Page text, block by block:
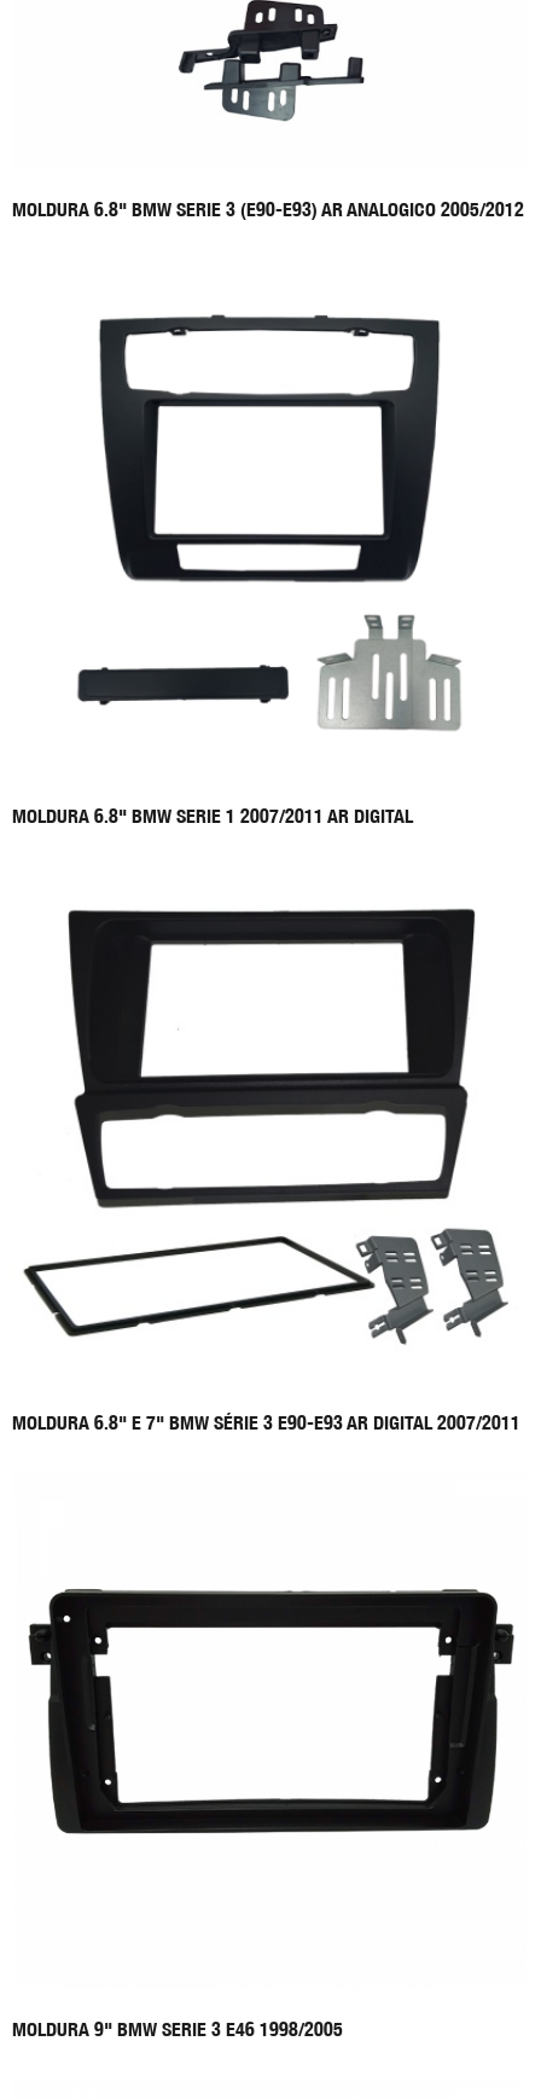
MOLDURA 6.8" BMW SERIE 3 (E90-E93) AR ANALOGICO 2005/2012
MOLDURA 6.8" BMW SERIE 1 2007/2011 AR DIGITAL
MOLDURA 6.8" E 7" BMW SÉRIE 3 E90-E93 AR DIGITAL 2007/2011
MOLDURA 9" BMW SERIE 3 E46 1998/2005